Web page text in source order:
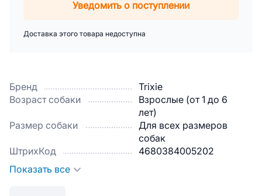
Бренд
Trixie
Возраст собаки
Взрослые (от 1 до 6
лет)
Размер собаки
Для всех размеров
собак
ШтрихКод
4680384005202
Показать все
Уведомить о поступлении
Доставка этого товара недоступна